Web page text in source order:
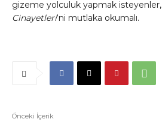
gizeme yolculuk yapmak isteyenler,
Cinayetleri‘ni mutlaka okumalı.
Önceki İçerik